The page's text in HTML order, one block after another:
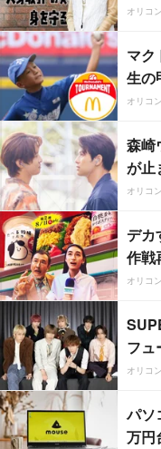
オリコ
マク
生の
オリコ
森崎
が止
オリコ
デカ
作戦
オリコ
フュ
オリコ
パソ
万円